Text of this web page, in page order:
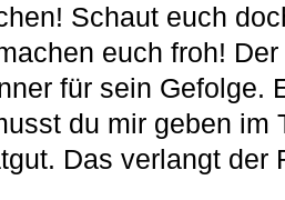
Schaut euch
euch froh!
für sein Gefolge.
du mir geben im
Das verlangt der